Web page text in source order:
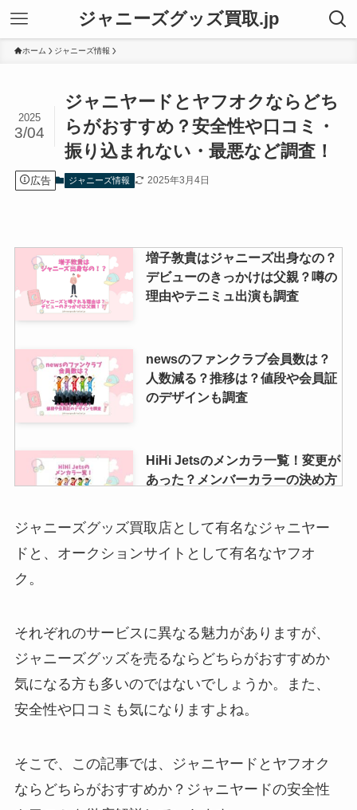
ジャニーズグッズ買取.jp
ホーム ジャニーズ情報
ジャニヤードとヤフオクならどち
らがおすすめ？安全性や口コミ・
振り込まれない・最悪など調査！
2025
3/04
広告 ジャニーズ情報 2025年3月4日
増子敦貴はジャニーズ出身なの？
デビューのきっかけは父親？噂の
理由やテニミュ出演も調査
newsのファンクラブ会員数は？
人数減る？推移は？値段や会員証
のデザインも調査
HiHi Jetsのメンカラ一覧！変更が
あった？メンバーカラーの決め方
ジャニーズ雑誌は買取できる？お
ジャニーズの人気・有名曲10選！
誰でも知ってる曲や各グループの
代表曲とは？
らしんばんはジャニーズの買取し
てる？池袋は？大阪や名古屋など
ジャニーズグッズ買取店として有名なジャニヤー
ドと、オークションサイトとして有名なヤフオ
ク。
それぞれのサービスに異なる魅力がありますが、
ジャニーズグッズを売るならどちらがおすすめか
気になる方も多いのではないでしょうか。また、
安全性や口コミも気になりますよね。
そこで、この記事では、ジャニヤードとヤフオク
ならどちらがおすすめか？ジャニヤードの安全性